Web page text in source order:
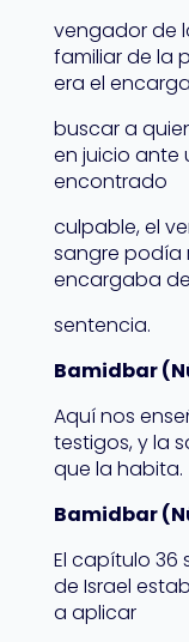
vengador de
familiar de la
era el
buscar a
en juicio ante
encontrado
culpable, el
sangre podía
encargaba
sentencia.
Bamidbar
Aquí nos
testigos, y la
que la habita.
Bamidbar
El capítulo 36
de Israel
a aplicar